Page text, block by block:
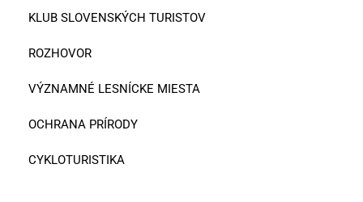
KLUB SLOVENSKÝCH TURISTOV
ROZHOVOR
VÝZNAMNÉ LESNÍCKE MIESTA
OCHRANA PRÍRODY
CYKLOTURISTIKA